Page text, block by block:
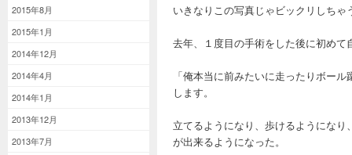
2015年8月
2015年1月
2014年12月
2014年4月
2014年1月
2013年12月
2013年7月
いきなりこの写真じゃビックリしちゃ
去年、１度目の手術をした後に初め
「俺本当に前みたいに走ったりボー
します。
立てるようになり、歩けるようにな
が出来るようになった。